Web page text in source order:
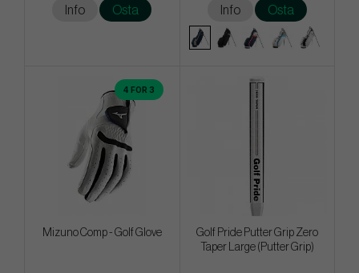
Info Osta Info Osta
4 FOR 3
Mizuno Comp - Golf Glove
Golf Pride Putter Grip Zero
Taper Large (Putter Grip)